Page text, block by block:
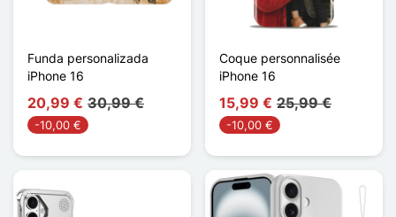
Funda personalizada
iPhone 16
20,99 € 30,99 €
-10,00 €
Coque personnalisée
iPhone 16
15,99 € 25,99 €
-10,00 €